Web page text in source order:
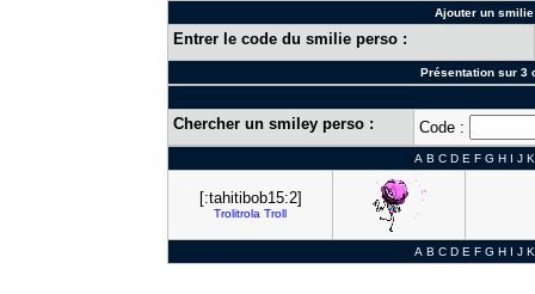
Ajouter un
Entrer le code du smilie perso :
Présentation sur 3
Chercher un smiley perso : Code :
A B C D E F G H I J K
[:tahitibob15:2]
Trolitrola Troll
A B C D E F G H I J K